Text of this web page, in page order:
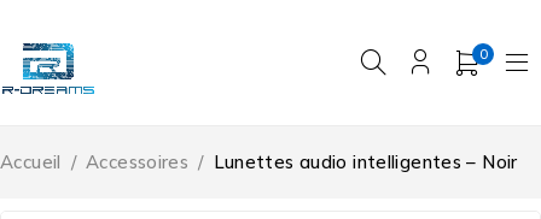
0
Accueil / Accessoires / Lunettes audio intelligentes – Noir